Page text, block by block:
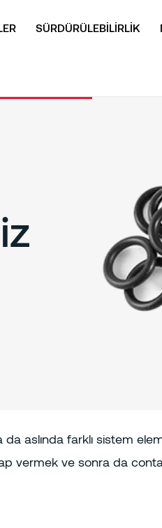
SÜRDÜRÜLEBİLİRLİK
aslında farklı sistem
vermek ve sonra da